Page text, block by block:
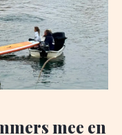
mee en